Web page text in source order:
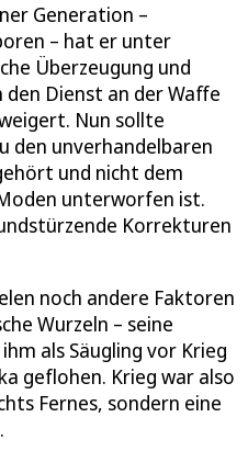
Generation –
– hat er unter
Überzeugung und
den Dienst an der Waffe
Nun sollte
den unverhandelbaren
und nicht dem
unterworfen ist.
Korrekturen
noch andere Faktoren
Wurzeln – seine
als Säugling vor Krieg
geflohen. Krieg war also
Fernes, sondern eine